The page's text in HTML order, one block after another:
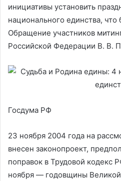
инициативы установить
национального единства,
Обращение участников
Российской Федерации В. В.
Госдума РФ
23 ноября 2004 года на
внесен законопроект,
поправок в Трудовой кодекс
ноября — годовщины